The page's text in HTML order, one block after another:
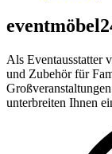
Als Eventausstatter
und Zubehör für
unterbreiten Ihnen